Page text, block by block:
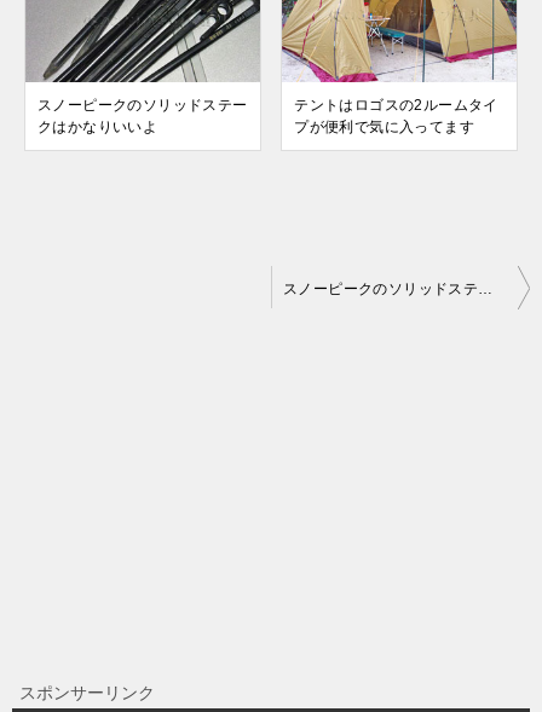
スノーピークのソリッドステー
クはかなりいいよ
テントはロゴスの2ルームタイ
プが便利で気に入ってます
スノーピークのソリッドステークはかなりいいよ
スポンサーリンク